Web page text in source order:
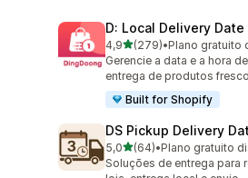
D: Local Delivery Date
4,9de 5 estrelas
(279)
279 avaliações ao todo
•Plano gratuito
Gerencie a data e a hora
entrega de produtos
Built for Shopify
DS Pickup Delivery
5,0de 5 estrelas
(64)
64 avaliações ao todo
•Plano gratuito
Soluções de entrega para